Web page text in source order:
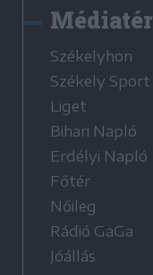
Médiatér
Székelyhon
Székely Sport
Liget
Bihari Napló
Erdélyi Napló
Főtér
Nőileg
Rádió GaGa
Jóállás